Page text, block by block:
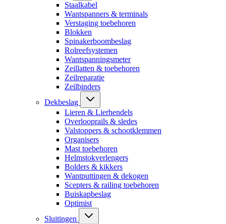
Staalkabel
Wantspanners & terminals
Verstaging toebehoren
Blokken
Spinakerboombeslag
Rolreefsystemen
Wantspanningsmeter
Zeillatten & toebehoren
Zeilreparatie
Zeilbinders
Dekbeslag
Lieren & Lierhendels
Overlooprails & sledes
Valstoppers & schootklemmen
Organisers
Mast toebehoren
Helmstokverlengers
Bolders & kikkers
Wantputtingen & dekogen
Scepters & railing toebehoren
Buiskapbeslag
Optimist
Sluitingen